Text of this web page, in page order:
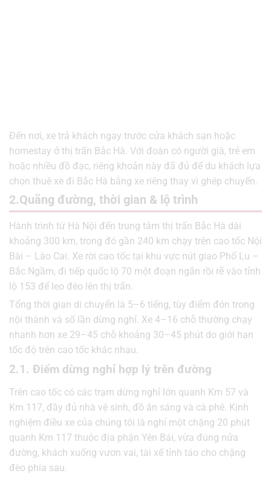
Đến nơi, xe trả khách ngay trước cửa khách sạn hoặc
homestay ở thị trấn Bắc Hà. Với đoàn có người già, trẻ em
hoặc nhiều đồ đạc, riêng khoản này đã đủ để du khách lựa
chọn thuê xe đi Bắc Hà bằng xe riêng thay vì ghép chuyến.
2.Quãng đường, thời gian & lộ trình
Hành trình từ Hà Nội đến trung tâm thị trấn Bắc Hà dài
khoảng 300 km, trong đó gần 240 km chạy trên cao tốc Nội
Bài – Lào Cai. Xe rời cao tốc tại khu vực nút giao Phố Lu –
Bắc Ngầm, đi tiếp quốc lộ 70 một đoạn ngắn rồi rẽ vào tỉnh
lộ 153 để leo đèo lên thị trấn.
Tổng thời gian di chuyển là 5–6 tiếng, tùy điểm đón trong
nội thành và số lần dừng nghỉ. Xe 4–16 chỗ thường chạy
nhanh hơn xe 29–45 chỗ khoảng 30–45 phút do giới hạn
tốc độ trên cao tốc khác nhau.
2.1. Điểm dừng nghỉ hợp lý trên đường
Trên cao tốc có các trạm dừng nghỉ lớn quanh Km 57 và
Km 117, đầy đủ nhà vệ sinh, đồ ăn sáng và cà phê. Kinh
nghiệm điều xe của chúng tôi là nghỉ một chặng 20 phút
quanh Km 117 thuộc địa phận Yên Bái, vừa đúng nửa
đường, khách xuống vươn vai, tài xế tỉnh táo cho chặng
đèo phía sau.